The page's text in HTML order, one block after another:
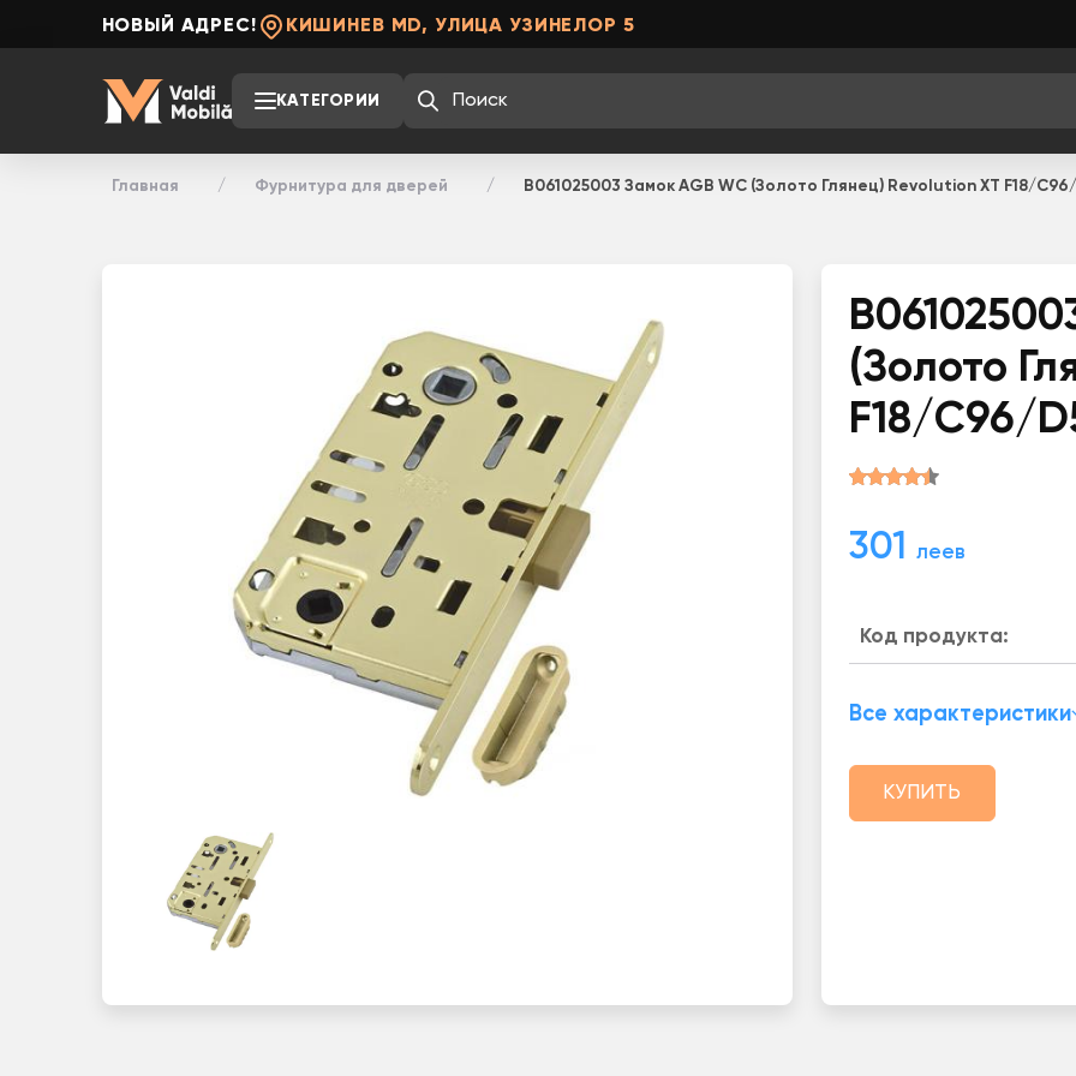
НОВЫЙ АДРЕС! КИШИНЕВ MD, УЛИЦА УЗИНЕЛОР 5
КАТЕГОРИИ
Главная Фурнитура для дверей B061025003 Замок AGB WC (Золото Глянец) Revolution XT F18/
(Золото
F18/C96/
301 леев
Код продукта:
Все характеристики
КУПИТЬ